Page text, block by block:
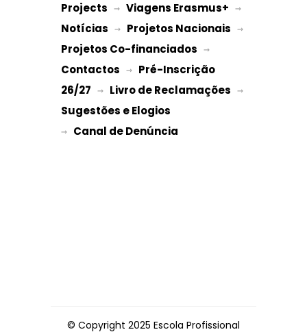
Projects → Viagens Erasmus+
Notícias → Projetos Nacionais
Projetos Co-financiados
Contactos → Pré-Inscrição
26/27 → Livro de Reclamações
Sugestões e Elogios
→
© Copyright 2025 Escola Profissional